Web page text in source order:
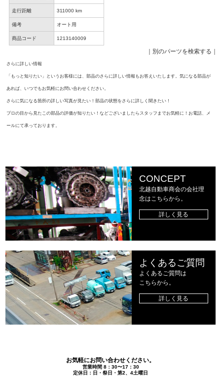
走行距離 311000 km
備考 オート用
商品コード 1213140009
｜ 別のパーツを検索する ｜
さらに詳しい情報
「もっと知りたい」というお客様には、部品のさらに詳しい情報もお答えいたします。気になる部品が
あれば、いつでもお気軽にお問い合わせください。
さらに気になる箇所の詳しい写真が見たい！部品の状態をさらに詳しく聞きたい！
プロの目から見たこの部品の評価が知りたい！などございましたらスタッフまでお気軽に！お電話、メ
ールにて承っております。
CONCEPT
北越自動車商会の会社理
念はこちらから。
詳しく見る
よくあるご質問
よくあるご質問は
こちらから。
詳しく見る
お気軽にお問い合わせください。
営業時間 8：30〜17：30
定休日：日・祭日・第2、4土曜日